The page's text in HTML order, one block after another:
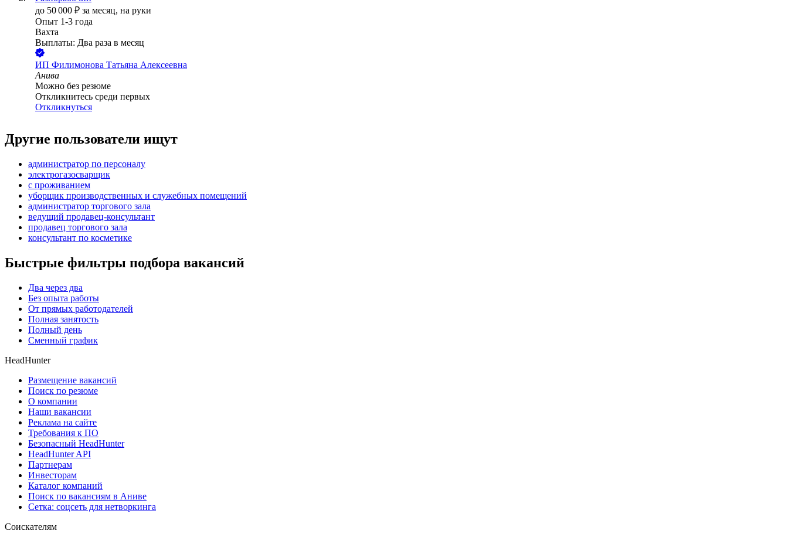
до 50 000 ₽ за месяц, на руки
Опыт 1-3 года
Вахта
Выплаты: Два раза в месяц
ИП Филимонова Татьяна Алексеевна
Анива
Можно без резюме
Откликнитесь среди первых
Откликнуться
Другие пользователи ищут
администратор по персоналу
электрогазосварщик
с проживанием
уборщик производственных и служебных помещений
администратор торгового зала
ведущий продавец-консультант
продавец торгового зала
консультант по косметике
Быстрые фильтры подбора вакансий
Два через два
Без опыта работы
От прямых работодателей
Полная занятость
Полный день
Сменный график
HeadHunter
Размещение вакансий
Поиск по резюме
О компании
Наши вакансии
Реклама на сайте
Требования к ПО
Безопасный HeadHunter
HeadHunter API
Партнерам
Инвесторам
Каталог компаний
Поиск по вакансиям в Аниве
Сетка: соцсеть для нетворкинга
Соискателям